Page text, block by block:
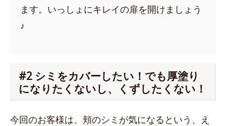
ます。いっしょにキレイの扉を開けましょう
♪
#2 シミをカバーしたい！でも厚塗り
になりたくないし、くずしたくない！
今回のお客様は、頬のシミが気になるという、え